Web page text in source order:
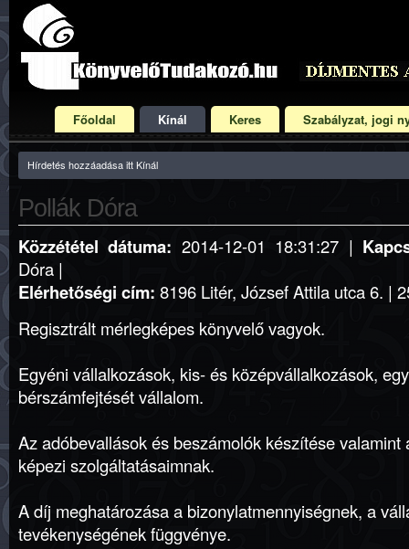
Főoldal Kínál Keres Szabályzat, jogi
Hírdetés hozzáadása itt Kínál
Pollák Dóra
Közzététel dátuma: 2014-12-01 18:31:27 |
Dóra |
Elérhetőségi cím: 8196 Litér, József Attila utca 6. |
Regisztrált mérlegképes könyvelő vagyok.
Egyéni vállalkozások, kis- és középvállalkozások,
bérszámfejtését vállalom.
Az adóbevallások és beszámolók készítése valamint
képezi szolgáltatásaimnak.
A díj meghatározása a bizonylatmennyiségnek, a
tevékenységének függvénye.